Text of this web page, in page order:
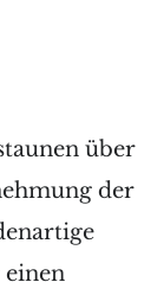
über
der
einen